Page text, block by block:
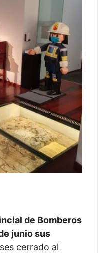
de Bomberos
junio sus
cerrado al